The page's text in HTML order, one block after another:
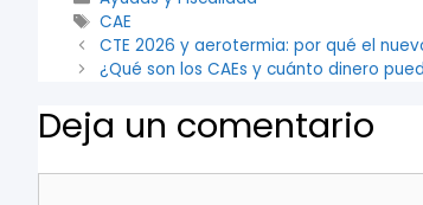
CAE
CTE 2026 y aerotermia: por qué el
¿Qué son los CAEs y cuánto dinero
Deja un comentario